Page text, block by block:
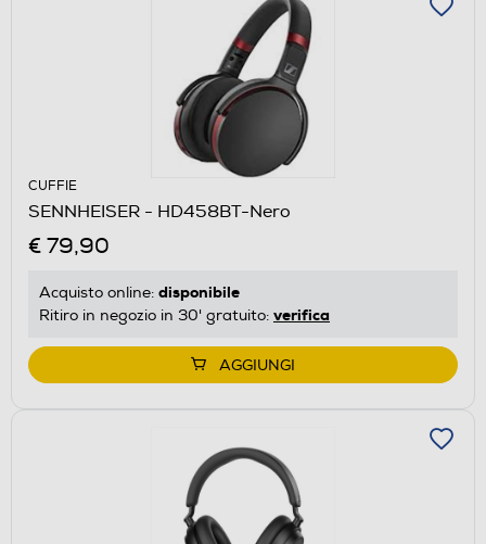
CUFFIE
SENNHEISER - HD458BT-Nero
€ 79,90
Acquisto online: disponibile
Ritiro in negozio in 30' gratuito: verifica
AGGIUNGI